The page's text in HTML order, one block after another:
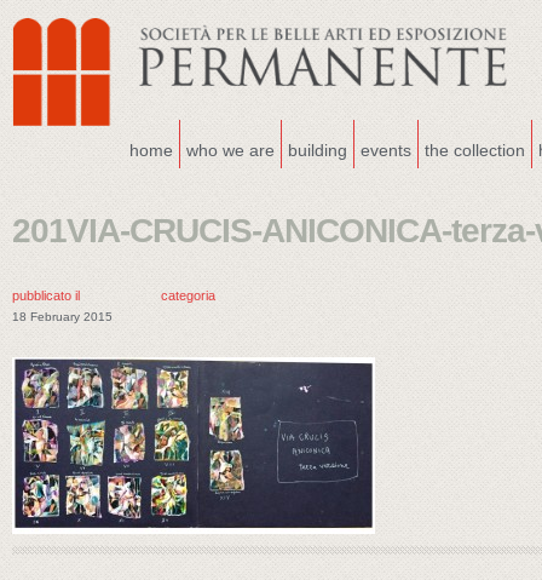
home who we are building events the collection
201VIA-CRUCIS-ANICONICA-
pubblicato il
18 February 2015
categoria